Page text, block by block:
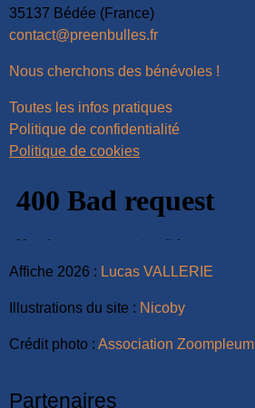
35137 Bédée (France)
contact@preenbulles.fr
Nous cherchons des bénévoles !
Toutes les infos pratiques
Politique de confidentialité
Politique de cookies
Affiche 2026 : Lucas VALLERIE
Illustrations du site : Nicoby
Crédit photo : Association Zoompleum
Partenaires